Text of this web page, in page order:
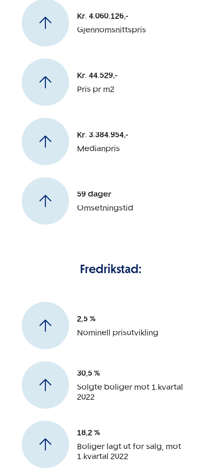
Kr. 4.060.126,-
Gjennomsnittspris
Kr. 44.529,-
Pris pr m2
Kr. 3.384.954,-
Medianpris
59 dager
Omsetningstid
Fredrikstad:
2,5 %
Nominell prisutvikling
30,5 %
Solgte boliger mot 1.kvartal
2022
18,2 %
Boliger lagt ut for salg, mot
1.kvartal 2022